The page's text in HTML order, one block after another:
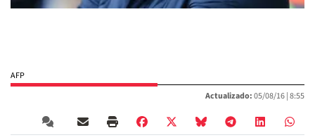
AFP
Actualizado:05/08/16 |8:55